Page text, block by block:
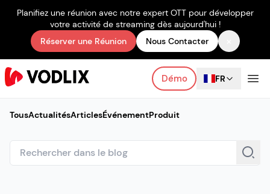
Planifiez une réunion avec notre expert OTT pour développer
votre activité de streaming dès aujourd'hui !
Réserver une Réunion
Nous Contacter
Démo FR
TousActualitésArticlesÉvénementProduit